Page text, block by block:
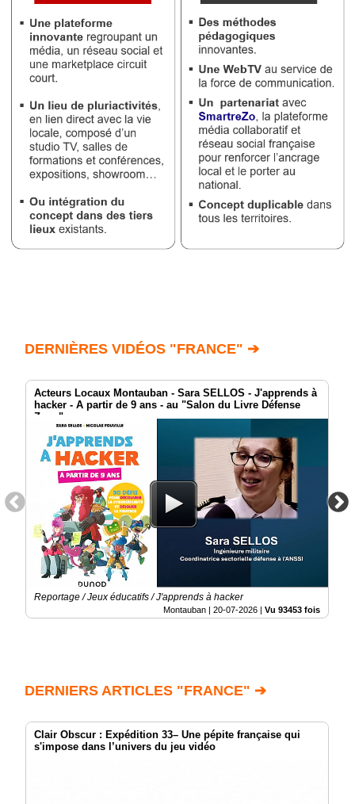
DERNIÈRES VIDÉOS "FRANCE" ➔
Acteurs Locaux Montauban - Sara SELLOS - J'apprends à
hacker - A partir de 9 ans - au "Salon du Livre Défense
Zone"
Reportage / Jeux éducatifs / J'apprends à hacker
Montauban | 20-07-2026 | Vu 93453 fois
DERNIERS ARTICLES "FRANCE" ➔
Clair Obscur : Expédition 33– Une pépite française qui
s'impose dans l’univers du jeu vidéo